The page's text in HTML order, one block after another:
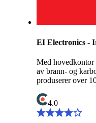
EI Electronics -
Med hovedkontor
av brann- og
produserer over
4.0